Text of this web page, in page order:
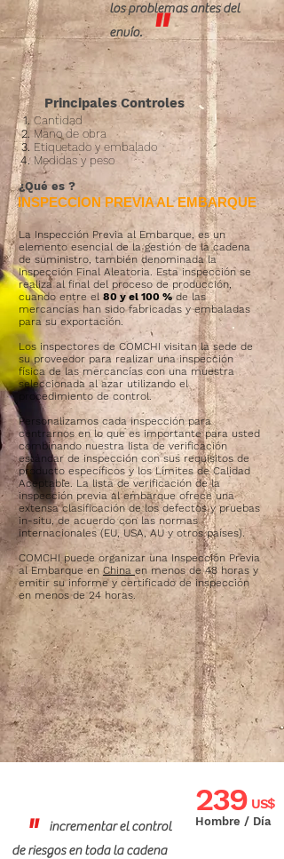
los problemas antes del
envío. "
Principales Controles
Cantidad
Mano de obra
Etiquetado y embalado
Medidas y peso
INSPECCION PREVIA AL EMBARQUE
¿Qué es ?
La Inspección Previa al Embarque, es un
elemento esencial de la gestión de la cadena
de suministro, también denominada la
Inspección Final Aleatoria. Esta inspección se
realiza al final del proceso de producción,
cuando entre el 80 y el 100 %de las
mercancías han sido fabricadas y embaladas
para su exportación.
Los inspectores de COMCHI visitan la sede de
su proveedor para realizar una inspección
física de las mercancías con una muestra
seleccionada al azar utilizando el
procedimiento de control.
Personalizamos cada inspección para
centrarnos en lo que es importante para usted
combinando nuestra lista de verificación
estándar de inspección con sus requisitos de
producto específicos y los Límites de Calidad
Aceptable. La lista de verificación de la
inspección previa al embarque ofrece una
extensa clasificación de los defectos y pruebas
in-situ, de acuerdo con las normas
internacionales (EU, USA, AU y otros países).
COMCHI puede organizar una Inspección Previa
al Embarque enChina en menos de 48 horas y
emitir su informe y certificado de inspección
en menos de 24 horas.
Hombre / Día
US$
239
incrementar el control
de riesgos en toda la cadena
"